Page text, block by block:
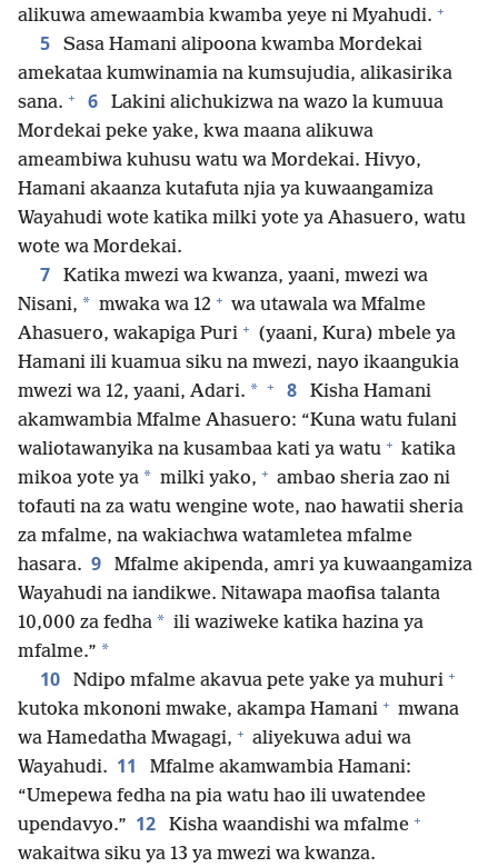
alikuwa amewaambia kwamba yeye ni Myahudi. +
5
Sasa Hamani alipoona kwamba Mordekai
amekataa kumwinamia na kumsujudia, alikasirika
sana. + 6
Lakini alichukizwa na wazo la kumuua
Mordekai peke yake, kwa maana alikuwa
ameambiwa kuhusu watu wa Mordekai. Hivyo,
Hamani akaanza kutafuta njia ya kuwaangamiza
Wayahudi wote katika milki yote ya Ahasuero, watu
wote wa Mordekai.
7
Katika mwezi wa kwanza, yaani, mwezi wa
Nisani, * mwaka wa 12 + wa utawala wa Mfalme
Ahasuero, wakapiga Puri + (yaani, Kura) mbele ya
Hamani ili kuamua siku na mwezi, nayo ikaangukia
mwezi wa 12, yaani, Adari. * + 8
Kisha Hamani
akamwambia Mfalme Ahasuero: “Kuna watu fulani
waliotawanyika na kusambaa kati ya watu + katika
mikoa yote ya * milki yako, + ambao sheria zao ni
tofauti na za watu wengine wote, nao hawatii sheria
za mfalme, na wakiachwa watamletea mfalme
hasara. 9
Mfalme akipenda, amri ya kuwaangamiza
Wayahudi na iandikwe. Nitawapa maofisa talanta
10,000 za fedha * ili waziweke katika hazina ya
mfalme.” *
10 Ndipo mfalme akavua pete yake ya muhuri +
kutoka mkononi mwake, akampa Hamani + mwana
wa Hamedatha Mwagagi, + aliyekuwa adui wa
Wayahudi. 11
Mfalme akamwambia Hamani:
“Umepewa fedha na pia watu hao ili uwatendee
upendavyo.” 12 Kisha waandishi wa mfalme +
wakaitwa siku ya 13 ya mwezi wa kwanza.